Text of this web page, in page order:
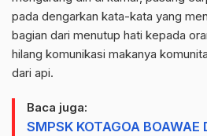
pada dengarkan kata-kata yang
bagian dari menutup hati kepada
hilang komunikasi makanya
dari api.
Baca juga:
SMPSK KOTAGOA BOAWAE